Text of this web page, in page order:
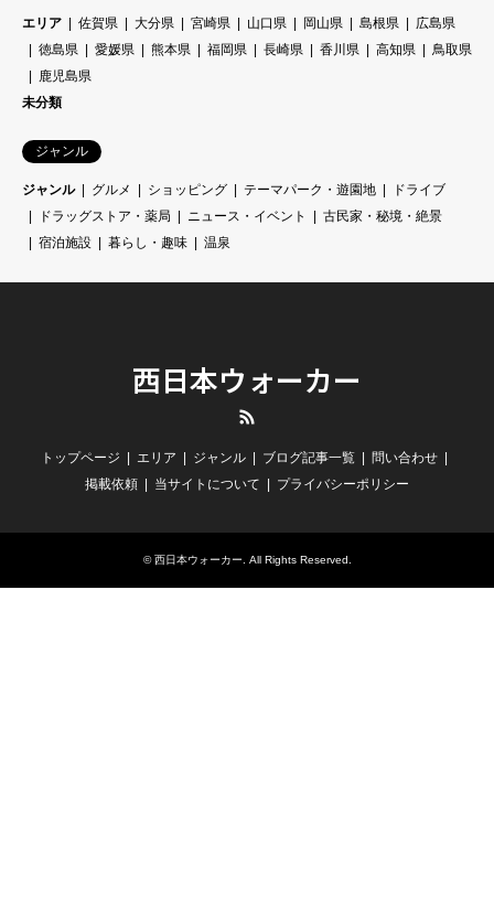
エリア 佐賀県 大分県 宮崎県 山口県 岡山県 島根県
広島県
徳島県
愛媛県 熊本県 福岡県 長崎県 香川県 高知県
鳥取県
鹿児島県
未分類
ジャンル
ジャンル グルメ ショッピング テーマパーク・遊園地
ドライブ
ドラッグストア・薬局
ニュース・イベント
古民家・秘境・絶景
宿泊施設
暮らし・趣味 温泉
西日本ウォーカー
トップページ エリア ジャンル ブログ記事一覧
問い合わせ
掲載依頼
当サイトについて プライバシーポリシー
©西日本ウォーカー . All Rights Reserved.